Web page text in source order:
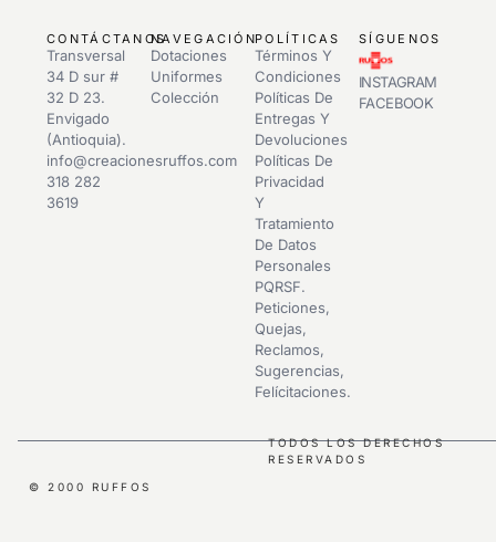
CONTÁCTANOS
Transversal
34 D sur #
32 D 23.
Envigado
(Antioquia).
info@creacionesruffos.com
318 282
3619
NAVEGACIÓN
Dotaciones
Uniformes
Colección
POLÍTICAS
Términos Y
Condiciones
Políticas De
Entregas Y
Devoluciones
Políticas De
Privacidad
Y
Tratamiento
De Datos
Personales
PQRSF.
Peticiones,
Quejas,
Reclamos,
Sugerencias,
Felícitaciones.
SÍGUENOS
INSTAGRAM
FACEBOOK
© 2000 RUFFOS
TODOS LOS DERECHOS
RESERVADOS